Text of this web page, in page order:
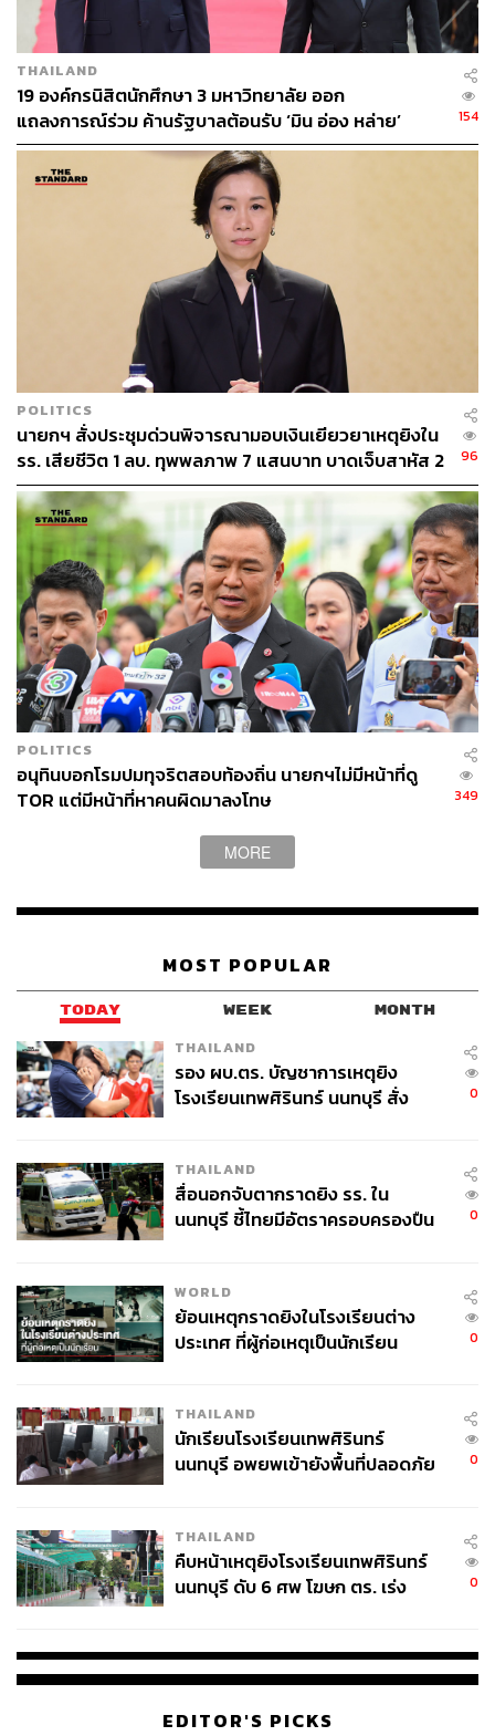
TAGS: นายกรัฐมนตรี เศรษฐา ทวีสิน
การทำบุญ
สมเด็จพระนางเจ้าสุทิดา พัชรสุธาพิมลลักษณ พระบรม
ราชินี
พักตร์พิไล ทวีสิน
ABOUT THE AUTHOR
THE STANDARD TEAM
กองบรรณาธิการ THE STANDARD
THAILAND
19 องค์กรนิสิตนักศึกษา 3 มหาวิทยาลัย ออก
แถลงการณ์ร่วม ค้านรัฐบาลต้อนรับ ‘มิน อ่อง หล่าย’
154
POLITICS
นายกฯ สั่งประชุมด่วนพิจารณามอบเงินเยียวยาเหตุยิงใน
รร. เสียชีวิต 1 ลบ. ทุพพลภาพ 7 แสนบาท บาดเจ็บสาหัส 2
แสนบาท บาดเจ็บเล็กน้อย 1 แสนบาท
96
POLITICS
อนุทินบอกโรมปมทุจริตสอบท้องถิ่น นายกฯไม่มีหน้าที่ดู
TOR แต่มีหน้าที่หาคนผิดมาลงโทษ
349
MORE
MOST POPULAR
TODAY WEEK MONTH
THAILAND
รอง ผบ.ตร. บัญชาการเหตุยิง
โรงเรียนเทพศิรินทร์ นนทบุรี สั่ง
0
THAILAND
สื่อนอกจับตากราดยิง รร. ใน
นนทบุรี ชี้ไทยมีอัตราครอบครองปืน
0
WORLD
ย้อนเหตุกราดยิงในโรงเรียนต่าง
ประเทศ ที่ผู้ก่อเหตุเป็นนักเรียน
0
THAILAND
นักเรียนโรงเรียนเทพศิรินทร์
นนทบุรี อพยพเข้ายังพื้นที่ปลอดภัย
0
THAILAND
คืบหน้าเหตุยิงโรงเรียนเทพศิรินทร์
นนทบุรี ดับ 6 ศพ โฆษก ตร. เร่ง
0
EDITOR'S PICKS